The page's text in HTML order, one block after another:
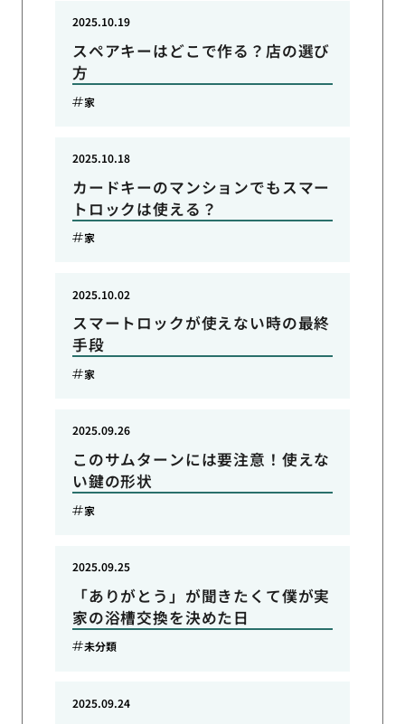
スペアキーはどこで作る？店の選び
方
2025.10.19
家
カードキーのマンションでもスマー
トロックは使える？
2025.10.18
家
スマートロックが使えない時の最終
手段
2025.10.02
家
このサムターンには要注意！使えな
い鍵の形状
2025.09.26
家
「ありがとう」が聞きたくて僕が実
家の浴槽交換を決めた日
2025.09.25
未分類
2025.09.24